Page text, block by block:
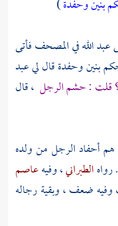
بنين وحفدة)
عبد اللهفي المصحف فأتى
بنين وحفدة قال ليعبد
؟ قلت : حشم الرجل ، قال
، هم أحفاد الرجل من ولده
الطبراني، وفيهعاصم
ضعف ، وبقية رجاله